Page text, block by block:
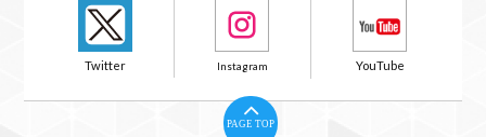
PAGE TOP